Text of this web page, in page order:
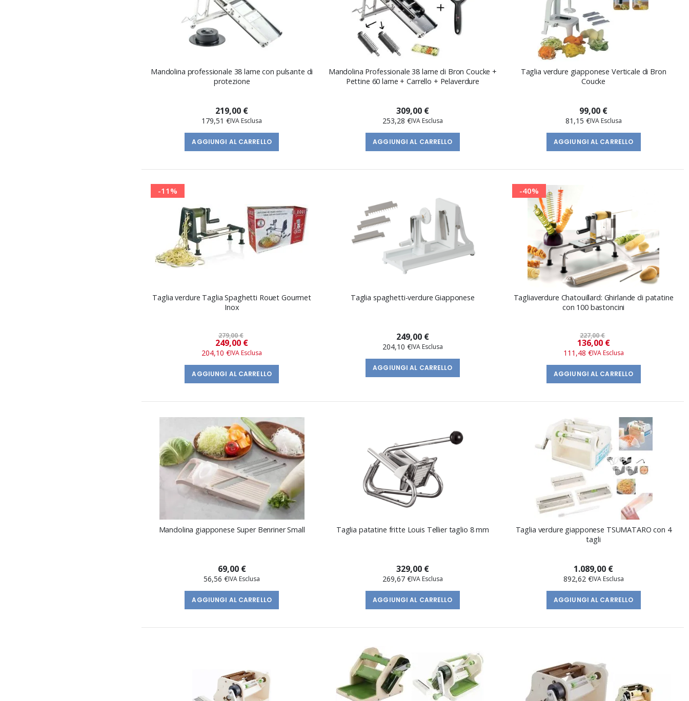
Mandolina professionale 38 lame con pulsante di
protezione
219,00 €
179,51 €
AGGIUNGI AL CARRELLO
Mandolina Professionale 38 lame di Bron Coucke +
Pettine 60 lame + Carrello + Pelaverdure
309,00 €
253,28 €
AGGIUNGI AL CARRELLO
Taglia verdure giapponese Verticale di Bron
Coucke
99,00 €
81,15 €
AGGIUNGI AL CARRELLO
-11%
Taglia verdure Taglia Spaghetti Rouet Gourmet
Inox
279,00 €
Prezzo
speciale
249,00 €
204,10 €
AGGIUNGI AL CARRELLO
Taglia spaghetti-verdure Giapponese
249,00 €
204,10 €
AGGIUNGI AL CARRELLO
-40%
Tagliaverdure Chatouillard: Ghirlande di patatine
con 100 bastoncini
227,00 €
Prezzo
speciale
136,00 €
111,48 €
AGGIUNGI AL CARRELLO
Mandolina giapponese Super Benriner Small
69,00 €
56,56 €
AGGIUNGI AL CARRELLO
Taglia patatine fritte Louis Tellier taglio 8 mm
329,00 €
269,67 €
AGGIUNGI AL CARRELLO
Taglia verdure giapponese TSUMATARO con 4
tagli
1.089,00 €
892,62 €
AGGIUNGI AL CARRELLO